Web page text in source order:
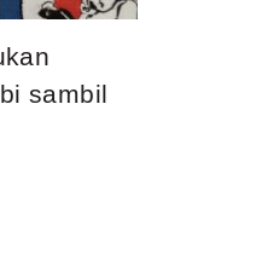
sambil